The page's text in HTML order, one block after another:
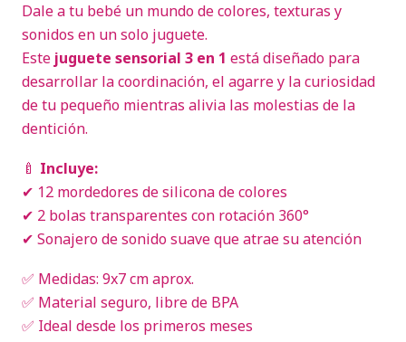
Dale a tu bebé un mundo de colores, texturas y
sonidos en un solo juguete.
Este juguete sensorial 3 en 1 está diseñado para
desarrollar la coordinación, el agarre y la curiosidad
de tu pequeño mientras alivia las molestias de la
dentición.
🍼 Incluye:
✔ 12 mordedores de silicona de colores
✔ 2 bolas transparentes con rotación 360°
✔ Sonajero de sonido suave que atrae su atención
✅ Medidas: 9x7 cm aprox.
✅ Material seguro, libre de BPA
✅ Ideal desde los primeros meses